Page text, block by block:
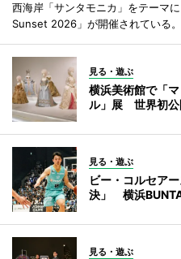
西海岸「サンタモニカ」をテーマ
Sunset 2026」が開催されている。
見る・遊ぶ
横浜美術館で「
ル」展 世界初公
見る・遊ぶ
ビー・コルセア
決」 横浜
見る・遊ぶ